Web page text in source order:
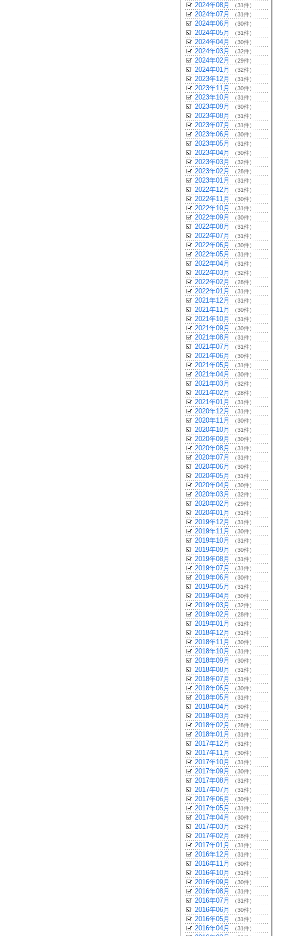
2024年08月 （31件）
2024年07月 （31件）
2024年06月 （30件）
2024年05月 （31件）
2024年04月 （30件）
2024年03月 （32件）
2024年02月 （29件）
2024年01月 （32件）
2023年12月 （31件）
2023年11月 （30件）
2023年10月 （31件）
2023年09月 （30件）
2023年08月 （31件）
2023年07月 （31件）
2023年06月 （30件）
2023年05月 （31件）
2023年04月 （30件）
2023年03月 （32件）
2023年02月 （28件）
2023年01月 （31件）
2022年12月 （31件）
2022年11月 （30件）
2022年10月 （31件）
2022年09月 （30件）
2022年08月 （31件）
2022年07月 （31件）
2022年06月 （30件）
2022年05月 （31件）
2022年04月 （31件）
2022年03月 （32件）
2022年02月 （28件）
2022年01月 （31件）
2021年12月 （31件）
2021年11月 （30件）
2021年10月 （31件）
2021年09月 （30件）
2021年08月 （31件）
2021年07月 （31件）
2021年06月 （30件）
2021年05月 （31件）
2021年04月 （30件）
2021年03月 （32件）
2021年02月 （28件）
2021年01月 （31件）
2020年12月 （31件）
2020年11月 （30件）
2020年10月 （31件）
2020年09月 （30件）
2020年08月 （31件）
2020年07月 （31件）
2020年06月 （30件）
2020年05月 （31件）
2020年04月 （30件）
2020年03月 （32件）
2020年02月 （29件）
2020年01月 （31件）
2019年12月 （31件）
2019年11月 （30件）
2019年10月 （31件）
2019年09月 （30件）
2019年08月 （31件）
2019年07月 （31件）
2019年06月 （30件）
2019年05月 （31件）
2019年04月 （30件）
2019年03月 （32件）
2019年02月 （28件）
2019年01月 （31件）
2018年12月 （31件）
2018年11月 （30件）
2018年10月 （31件）
2018年09月 （30件）
2018年08月 （31件）
2018年07月 （31件）
2018年06月 （30件）
2018年05月 （31件）
2018年04月 （30件）
2018年03月 （32件）
2018年02月 （28件）
2018年01月 （31件）
2017年12月 （31件）
2017年11月 （30件）
2017年10月 （31件）
2017年09月 （30件）
2017年08月 （31件）
2017年07月 （31件）
2017年06月 （30件）
2017年05月 （31件）
2017年04月 （30件）
2017年03月 （32件）
2017年02月 （28件）
2017年01月 （31件）
2016年12月 （31件）
2016年11月 （30件）
2016年10月 （31件）
2016年09月 （30件）
2016年08月 （31件）
2016年07月 （31件）
2016年06月 （30件）
2016年05月 （31件）
2016年04月 （31件）